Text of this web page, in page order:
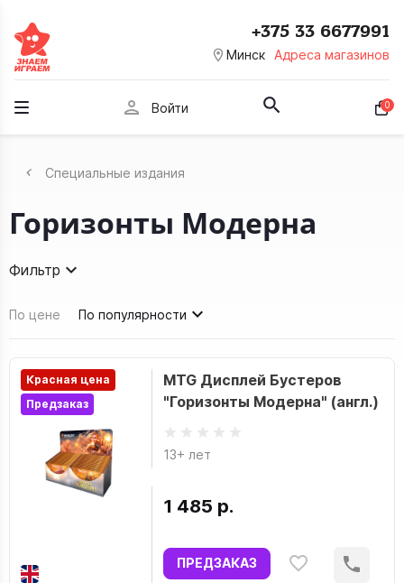
room Минск Адреса магазинов
+375 33 6677991
person Войти 0
Специальные издания
Горизонты Модерна
Фильтр
По цене По популярности
Красная цена
Предзаказ
MTG Дисплей Бустеров
"Горизонты Модерна" (англ.)
13+ лет
1 485 р.
ПРЕДЗАКАЗ